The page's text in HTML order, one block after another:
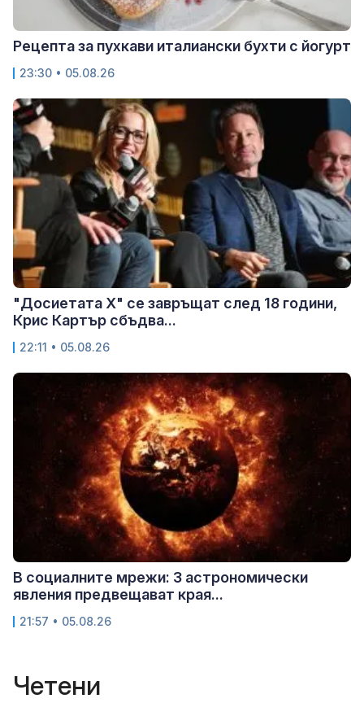
Рецепта за пухкави италиански бухти с йогурт
23:30 • 05.08.26
"Досиетата Х" се завръщат след 18 години,
Крис Картър сбъдва...
22:11 • 05.08.26
В социалните мрежи: 3 астрономически
явления предвещават края...
21:57 • 05.08.26
Четени